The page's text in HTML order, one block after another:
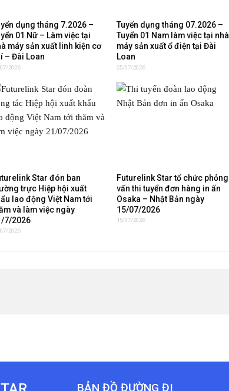
dụng tháng 7.2026 –
01 Nữ – Làm việc tại
máy sản xuất linh kiện cơ
– Đài Loan
2026
Tuyển dụng tháng 07.2026 –
Tuyển 01 Nam làm việc tại nhà
máy sản xuất ổ điện tại Đài
Loan
25/07/2026
Star đón ban
trực Hiệp hội xuất
lao động Việt Nam tới
và làm việc ngày
7/2026
2026
Futurelink Star tổ chức phỏng
vấn thi tuyển đơn hàng in ấn
Osaka – Nhật Bản ngày
15/07/2026
15/07/2026
BẢN ĐỒ ĐƯỜNG ĐI